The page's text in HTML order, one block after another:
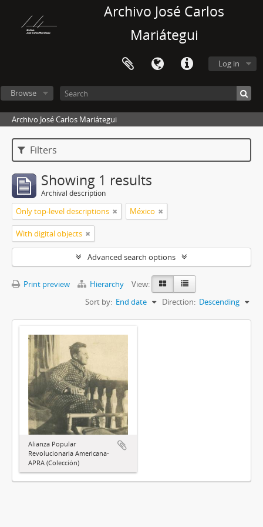
Archivo José Carlos
Mariátegui
Log in
Browse
Archivo José Carlos Mariátegui
Filters
Showing 1 results
Archival description
Only top-level descriptions México
With digital objects
Advanced search options
Print preview Hierarchy
View:
Sort by: End date Direction: Descending
Alianza Popular
Revolucionaria Americana-
APRA (Colección)